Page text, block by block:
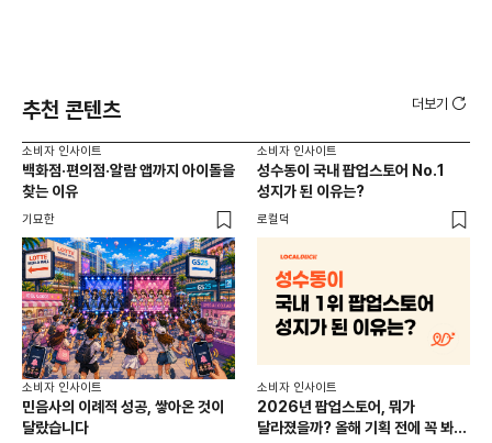
추천 콘텐츠 더보기
소비자 인사이트
백화점·편의점·알람 앱까지 아이돌을
찾는 이유
기묘한
소비자 인사이트
성수동이 국내 팝업스토어 No.1
성지가 된 이유는?
로컬덕
소비자 인사이트
민음사의 이례적 성공, 쌓아온 것이
달랐습니다
소비자 인사이트
2026년 팝업스토어, 뭐가
달라졌을까? 올해 기획 전에 꼭 봐야